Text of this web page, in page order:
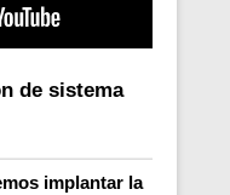
de sistema
implantar la